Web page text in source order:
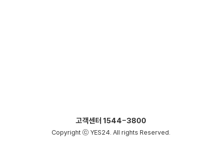
고객센터 1544-3800
Copyright ⓒ YES24. All rights Reserved.